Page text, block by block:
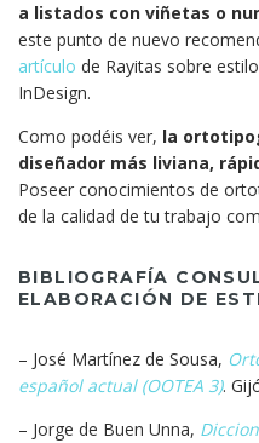
a listados con viñetas o
este punto de nuevo
artículo de Rayitas sobre
InDesign.
Como podéis ver, la
diseñador más liviana,
Poseer conocimientos de
de la calidad de tu trabajo
BIBLIOGRAFÍA
ELABORACIÓN DE
– José Martínez de Sousa,
español actual (OOTEA 3).
– Jorge de Buen Unna,